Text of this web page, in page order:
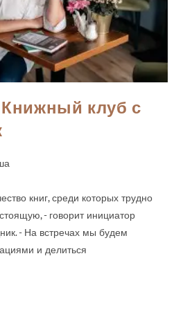
Книжный клуб с
книг, среди которых трудно
- говорит инициатор
- На встречах мы будем
и делиться